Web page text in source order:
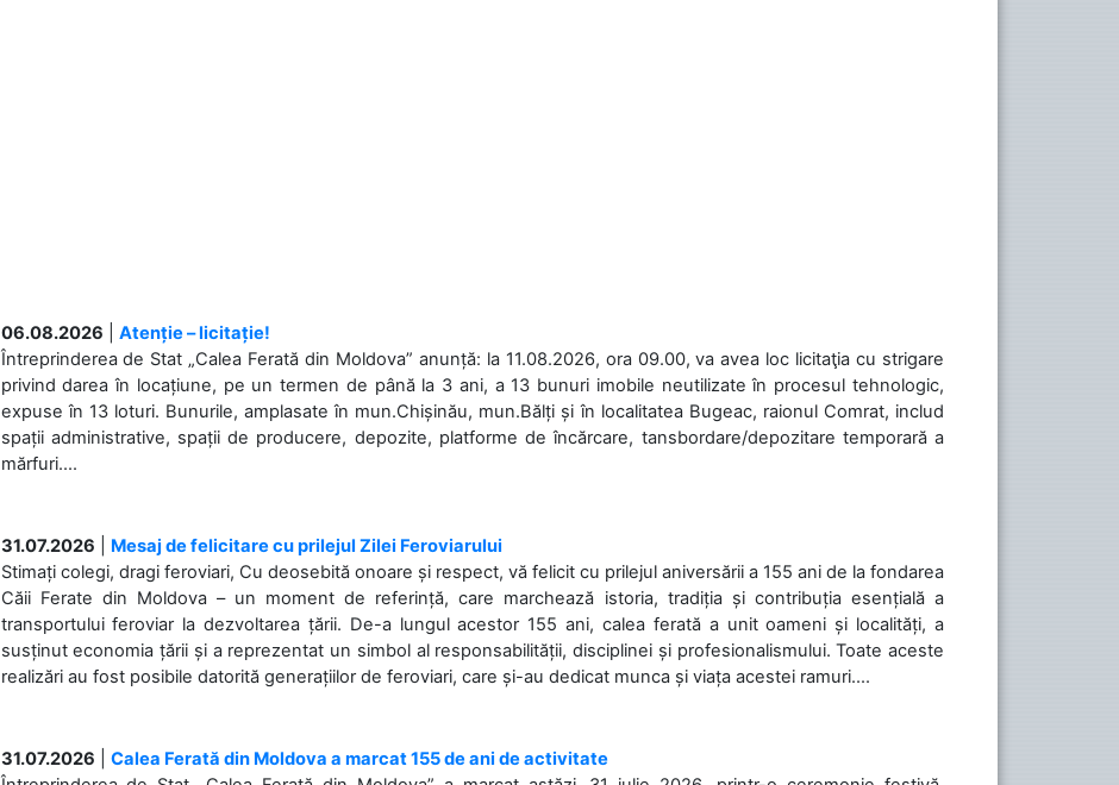
06.08.2026
Atenție – licitație!
Întreprinderea de Stat „Calea Ferată din Moldova” anunță: la 11.08.2026, ora 09.00, va avea loc licitaţia cu strigare
privind darea în locațiune, pe un termen de până la 3 ani, a 13 bunuri imobile neutilizate în procesul tehnologic,
expuse în 13 loturi. Bunurile, amplasate în mun.Chișinău, mun.Bălți și în localitatea Bugeac, raionul Comrat, includ
spații administrative, spații de producere, depozite, platforme de încărcare, tansbordare/depozitare temporară a
mărfuri....
31.07.2026
Mesaj de felicitare cu prilejul Zilei Feroviarului
Stimați colegi, dragi feroviari, Cu deosebită onoare și respect, vă felicit cu prilejul aniversării a 155 ani de la fondarea
Căii Ferate din Moldova – un moment de referință, care marchează istoria, tradiția și contribuția esențială a
transportului feroviar la dezvoltarea țării. De-a lungul acestor 155 ani, calea ferată a unit oameni și localități, a
susținut economia țării și a reprezentat un simbol al responsabilității, disciplinei și profesionalismului. Toate aceste
realizări au fost posibile datorită generațiilor de feroviari, care și-au dedicat munca și viața acestei ramuri....
31.07.2026
Calea Ferată din Moldova a marcat 155 de ani de activitate